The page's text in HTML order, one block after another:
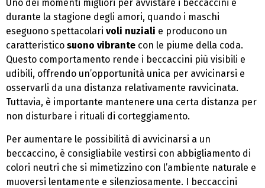
Uno dei momenti migliori per avvistare i beccaccini è
durante la stagione degli amori, quando i maschi
eseguono spettacolari voli nuziali e producono un
caratteristico suono vibrante con le piume della coda.
Questo comportamento rende i beccaccini più visibili e
udibili, offrendo un’opportunità unica per avvicinarsi e
osservarli da una distanza relativamente ravvicinata.
Tuttavia, è importante mantenere una certa distanza per
non disturbare i rituali di corteggiamento.
Per aumentare le possibilità di avvicinarsi a un
beccaccino, è consigliabile vestirsi con abbigliamento di
colori neutri che si mimetizzino con l’ambiente naturale e
muoversi lentamente e silenziosamente. I beccaccini